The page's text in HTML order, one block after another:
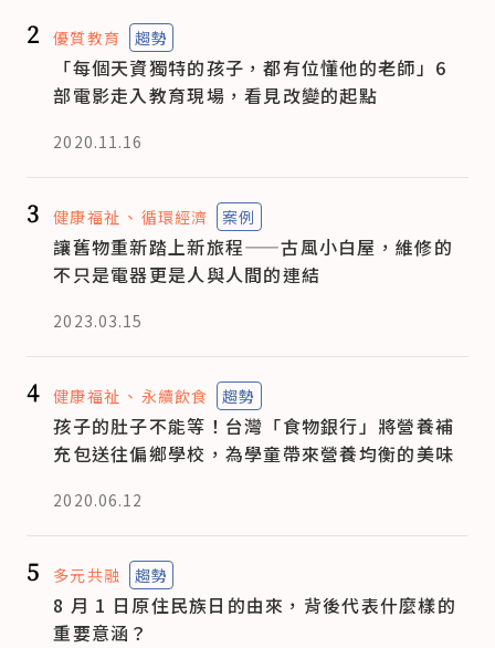
2 優質教育 趨勢
「每個天資獨特的孩子，都有位懂他的老師」6
部電影走入教育現場，看見改變的起點
2020.11.16
3 健康福祉 循環經濟 案例
讓舊物重新踏上新旅程——古風小白屋，維修的
不只是電器更是人與人間的連結
2023.03.15
4 健康福祉 永續飲食 趨勢
孩子的肚子不能等！台灣「食物銀行」將營養補
充包送往偏鄉學校，為學童帶來營養均衡的美味
2020.06.12
5 多元共融 趨勢
8 月 1 日原住民族日的由來，背後代表什麼樣的
重要意涵？